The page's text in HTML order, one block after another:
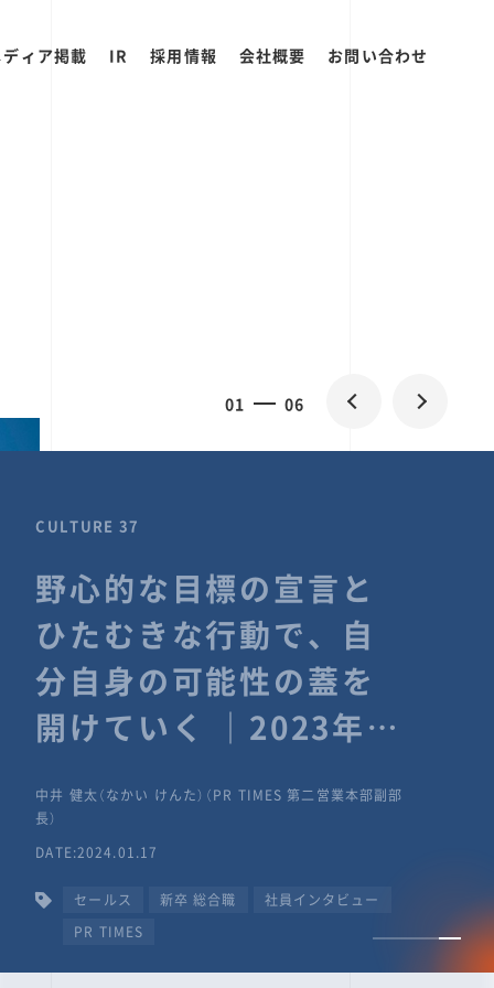
ィア掲載 IR 採用情報 会社概要 お問い合わせ
01 06
CULTURE 37
野心的な目標の宣言と
ひたむきな行動で、自
分自身の可能性の蓋を
開けていく ｜2023年度
TIMESな人たち
中井 健太（なかい けんた）（PR TIMES 第二営業本部副部
DATE:2024.01.17
セールス 新卒 総合職
社員インタビュー
PR TIMES